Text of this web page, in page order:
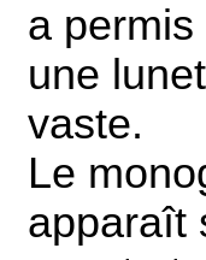
a
une
vaste.
Le
apparaît